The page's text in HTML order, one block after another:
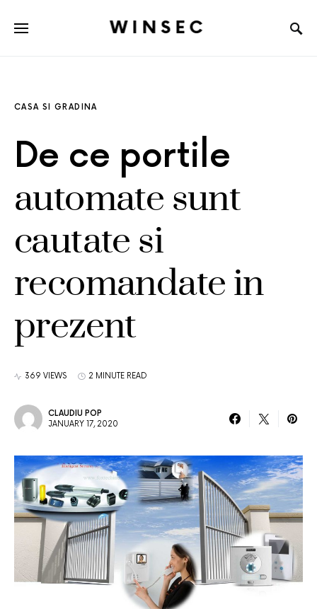
WINSEC
CASA SI GRADINA
De ce portile
automate sunt
cautate si
recomandate in
prezent
369 VIEWS 2 MINUTE READ
CLAUDIU POP
JANUARY 17, 2020